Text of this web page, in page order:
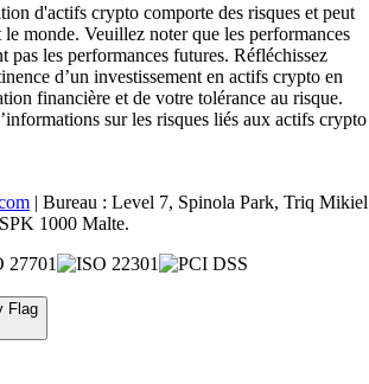
d'actifs crypto comporte des risques et peut
monde. Veuillez noter que les performances
pas les performances futures. Réfléchissez
d’un investissement en actifs crypto en
financière et de votre tolérance au risque.
sur les risques liés aux actifs crypto
| Bureau : Level 7, Spinola Park, Triq Mikiel
1000 Malte.